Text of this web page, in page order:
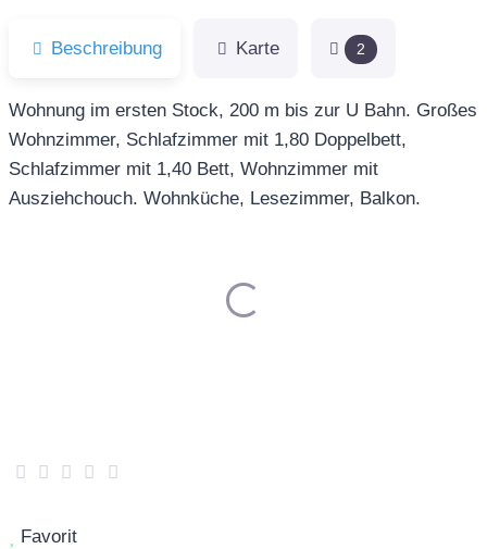
Beschreibung Karte 2
Wohnung im ersten Stock, 200 m bis zur U Bahn. Großes
Wohnzimmer, Schlafzimmer mit 1,80 Doppelbett,
Schlafzimmer mit 1,40 Bett, Wohnzimmer mit
Ausziehchouch. Wohnküche, Lesezimmer, Balkon.
Laden...
Favorit